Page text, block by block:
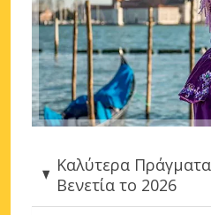
Καλύτερα
Βενετία το 2026